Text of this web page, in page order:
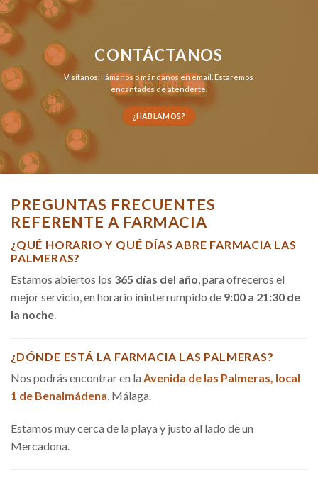
CONTÁCTANOS
Visítanos, llámanosomándanos en email . Estaremos
encantados de atenderte.
¿HABLAMOS?
PREGUNTAS FRECUENTES
REFERENTE A FARMACIA
¿QUÉ HORARIO Y QUÉ DÍAS ABRE FARMACIA LAS
PALMERAS?
Estamos abiertos los 365 días del año, para ofreceros el
mejor servicio, en horario ininterrumpido de 9:00 a 21:30 de
la noche.
¿DÓNDE ESTÁ LA FARMACIA LAS PALMERAS?
Nos podrás encontrar en la Avenida de las Palmeras, local
1 de Benalmádena, Málaga.
Estamos muy cerca de la playa y justo al lado de un
Mercadona.